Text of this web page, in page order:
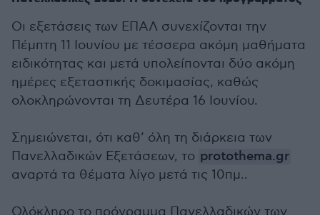
Οι εξετάσεις των ΕΠΑΛ συνεχίζονται την
Πέμπτη 11 Ιουνίου με τέσσερα ακόμη μαθήματα
ειδικότητας και μετά υπολείπονται δύο ακόμη
ημέρες εξεταστικής δοκιμασίας, καθώς
ολοκληρώνονται τη Δευτέρα 16 Ιουνίου.
Σημειώνεται, ότι καθ’ όλη τη διάρκεια των
Πανελλαδικών Εξετάσεων, το protothema.gr
αναρτά τα θέματα λίγο μετά τις 10πμ..
Ολόκληρο το πρόγραμμα Πανελλαδικών των